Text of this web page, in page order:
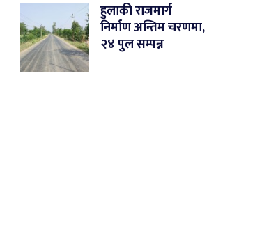
हुलाकी राजमार्ग
निर्माण अन्तिम चरणमा,
२४ पुल सम्पन्न